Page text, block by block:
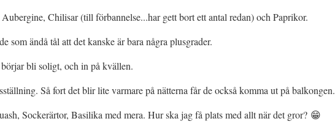
Chilisar (till förbannelse...har gett bort ett antal redan) och Paprikor.
som ändå tål att det kanske är bara några plusgrader.
bli soligt, och in på kvällen.
Så fort det blir lite varmare på nätterna får de också komma ut på balkongen.
Sockerärtor, Basilika med mera. Hur ska jag få plats med allt när det gror? 😁